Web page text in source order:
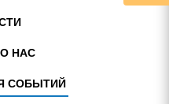
НАС
СОБЫТИЙ